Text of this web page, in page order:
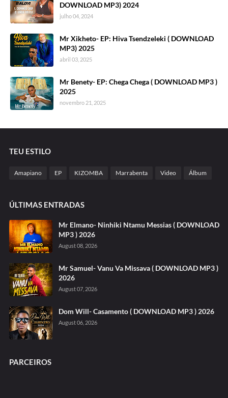
DOWNLOAD MP3) 2024
julho 04, 2024
Mr Xikheto- EP: Hiva Tsendzeleki ( DOWNLOAD
MP3) 2025
abril 03, 2025
Mr Benety- EP: Chega Chega ( DOWNLOAD MP3 )
2025
novembro 21, 2025
TEU ESTILO
Amapiano EP KIZOMBA Marrabenta Video Álbum
ÚLTIMAS ENTRADAS
Mr Elmano- Ninhiki Ntamu Messias ( DOWNLOAD
MP3 ) 2026
August 08, 2026
Mr Samuel- Vanu Va Missava ( DOWNLOAD MP3 )
2026
August 07, 2026
Dom Will- Casamento ( DOWNLOAD MP3 ) 2026
August 06, 2026
PARCEIROS